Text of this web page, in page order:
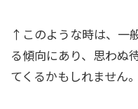
↑このような時は、一
る傾向にあり、思わぬ
てくるかもしれません。